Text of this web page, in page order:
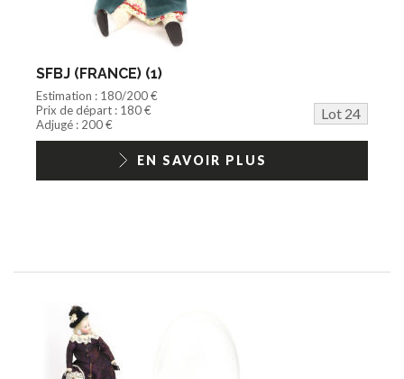
SFBJ (FRANCE) (1)
Estimation : 180/200 €
Prix de départ : 180 €
Lot 24
Adjugé : 200 €
EN SAVOIR PLUS